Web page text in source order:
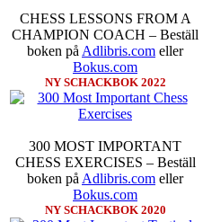
CHESS LESSONS FROM A
CHAMPION COACH – Beställ
boken på Adlibris.com eller
Bokus.com
NY SCHACKBOK 2022
300 MOST IMPORTANT
CHESS EXERCISES – Beställ
boken på Adlibris.com eller
Bokus.com
NY SCHACKBOK 2020